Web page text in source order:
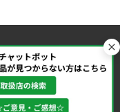
バシーポリシー
イトマップ ｜